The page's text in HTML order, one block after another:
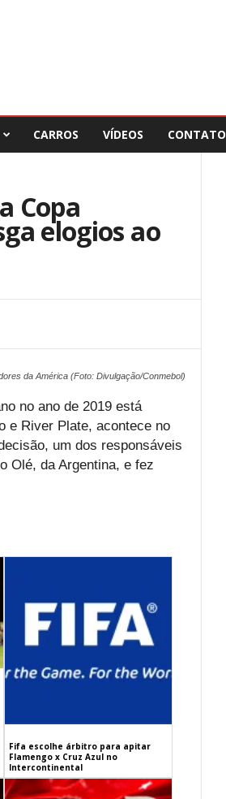
CARROS VÍDEOS CONTATO
Copa
elogios ao
da América (Foto: Divulgação/Conmebol)
no ano de 2019 está
e River Plate, acontece no
um dos responsáveis
Olé, da Argentina, e fez
Fifa escolhe árbitro para apitar
Flamengo x Cruz Azul no
Intercontinental